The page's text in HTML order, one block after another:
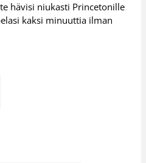
hävisi niukasti Princetonille
kaksi minuuttia ilman